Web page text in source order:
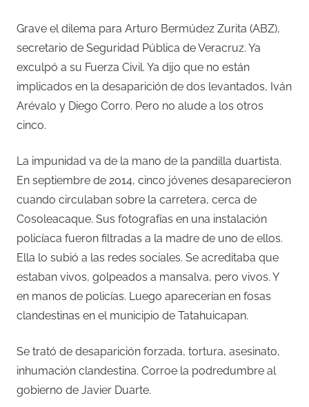
Grave el dilema para Arturo Bermúdez Zurita (ABZ),
secretario de Seguridad Pública de Veracruz. Ya
exculpó a su Fuerza Civil. Ya dijo que no están
implicados en la desaparición de dos levantados, Iván
Arévalo y Diego Corro. Pero no alude a los otros
cinco.
La impunidad va de la mano de la pandilla duartista.
En septiembre de 2014, cinco jóvenes desaparecieron
cuando circulaban sobre la carretera, cerca de
Cosoleacaque. Sus fotografías en una instalación
policíaca fueron filtradas a la madre de uno de ellos.
Ella lo subió a las redes sociales. Se acreditaba que
estaban vivos, golpeados a mansalva, pero vivos. Y
en manos de policías. Luego aparecerían en fosas
clandestinas en el municipio de Tatahuicapan.
Se trató de desaparición forzada, tortura, asesinato,
inhumación clandestina. Corroe la podredumbre al
gobierno de Javier Duarte.